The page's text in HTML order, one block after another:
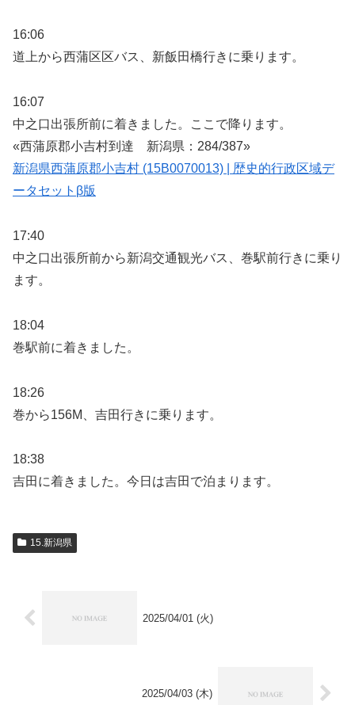
16:06
道上から西蒲区区バス、新飯田橋行きに乗ります。
16:07
中之口出張所前に着きました。ここで降ります。
«西蒲原郡小吉村到達 新潟県：284/387»
新潟県西蒲原郡小吉村 (15B0070013) | 歴史的行政区域デ
ータセットβ版
17:40
中之口出張所前から新潟交通観光バス、巻駅前行きに乗り
ます。
18:04
巻駅前に着きました。
18:26
巻から156M、吉田行きに乗ります。
18:38
吉田に着きました。今日は吉田で泊まります。
15.新潟県
2025/04/01 (火)
2025/04/03 (木)